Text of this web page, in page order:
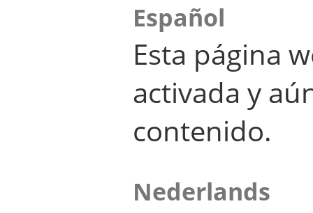
Español
Esta página
activada y
contenido.
Nederlands